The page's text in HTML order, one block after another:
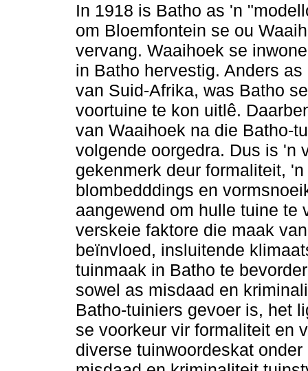
In 1918 is Batho as 'n
om Bloemfontein se ou
vervang. Waaihoek se
in Batho hervestig. Anders
van Suid-Afrika, was Batho
voortuine te kon uitlê.
van Waaihoek na die Batho-
volgende oorgedra. Dus is 'n
gekenmerk deur formaliteit,
blombedddings en
aangewend om hulle tuine te
verskeie faktore die maak
beïnvloed, insluitende
tuinmaak in Batho te
sowel as misdaad en
Batho-tuiniers gevoer is, het
se voorkeur vir formaliteit en
diverse tuinwoordeskat